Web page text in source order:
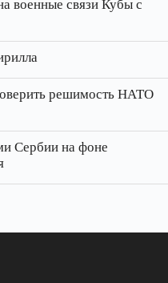
военные связи Кубы с
решимость НАТО
Сербии на фоне